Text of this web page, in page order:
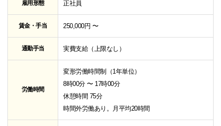
雇用形態 正社員
賃金・手当 250,000円 〜
通勤手当 実費支給（上限なし）
労働時間
変形労働時間制（1年単位）
8時00分 〜 17時00分
休憩時間 75分
時間外労働あり。月平均20時間